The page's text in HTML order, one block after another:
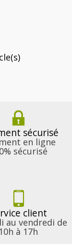
sécurisé
en ligne
sécurisé
client
au vendredi de
10h à 17h